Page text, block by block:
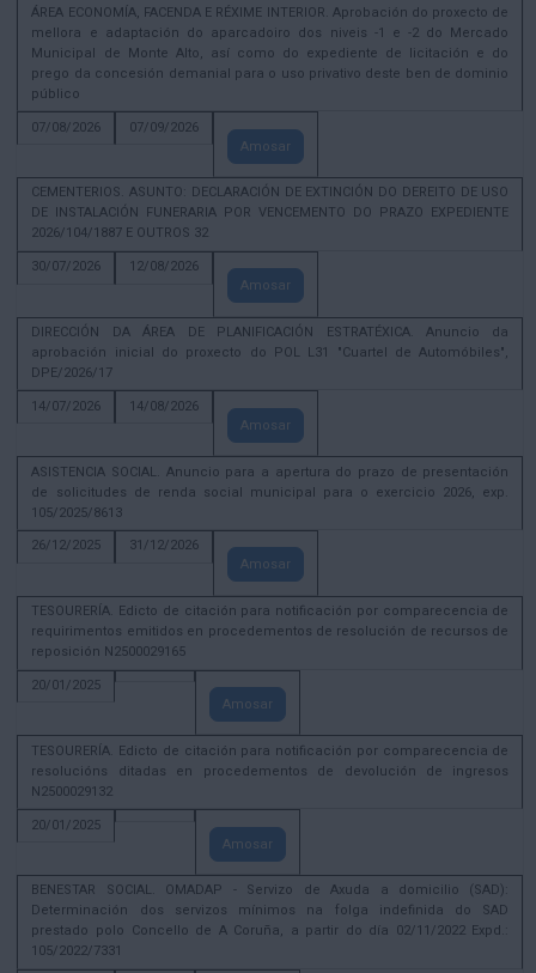
ÁREA ECONOMÍA, FACENDA E RÉXIME INTERIOR. Aprobación do proxecto de
mellora e adaptación do aparcadoiro dos niveis -1 e -2 do Mercado
Municipal de Monte Alto, así como do expediente de licitación e do
prego da concesión demanial para o uso privativo deste ben de dominio
público
07/08/2026
07/09/2026
Amosar
CEMENTERIOS. ASUNTO: DECLARACIÓN DE EXTINCIÓN DO DEREITO DE USO
DE INSTALACIÓN FUNERARIA POR VENCEMENTO DO PRAZO EXPEDIENTE
2026/104/1887 E OUTROS 32
30/07/2026
12/08/2026
Amosar
DIRECCIÓN DA ÁREA DE PLANIFICACIÓN ESTRATÉXICA. Anuncio da
aprobación inicial do proxecto do POL L31 "Cuartel de Automóbiles",
DPE/2026/17
14/07/2026
14/08/2026
Amosar
ASISTENCIA SOCIAL. Anuncio para a apertura do prazo de presentación
de solicitudes de renda social municipal para o exercicio 2026, exp.
105/2025/8613
26/12/2025
31/12/2026
Amosar
TESOURERÍA. Edicto de citación para notificación por comparecencia de
requirimentos emitidos en procedementos de resolución de recursos de
reposición N2500029165
20/01/2025
Amosar
TESOURERÍA. Edicto de citación para notificación por comparecencia de
resolucións ditadas en procedementos de devolución de ingresos
N2500029132
20/01/2025
Amosar
BENESTAR SOCIAL. OMADAP - Servizo de Axuda a domicilio (SAD):
Determinación dos servizos mínimos na folga indefinida do SAD
prestado polo Concello de A Coruña, a partir do día 02/11/2022 Expd.:
105/2022/7331